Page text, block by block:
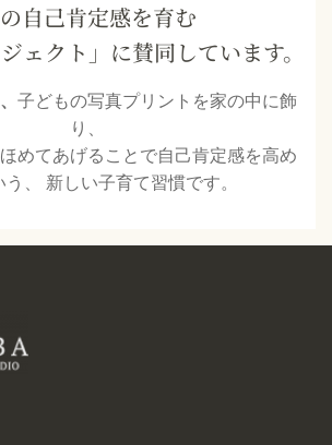
自己肯定感を育む
ェクト」に賛同しています。
子どもの写真プリントを家の中に飾
り、
めてあげることで自己肯定感を高め
う、 新しい子育て習慣です。